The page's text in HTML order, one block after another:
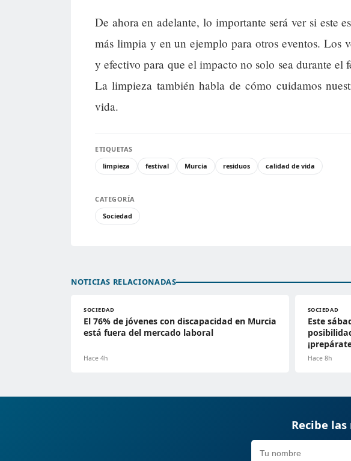
De ahora en adelante, lo importante será ver si este
más limpia y en un ejemplo para otros eventos. Los
y efectivo para que el impacto no solo sea durante el
La limpieza también habla de cómo cuidamos
vida.
ETIQUETAS
limpieza
festival Murcia residuos calidad de vida
CATEGORÍA
Sociedad
NOTICIAS RELACIONADAS
SOCIEDAD
El 76% de jóvenes con discapacidad en Murcia
está fuera del mercado laboral
Hace 4h
SOCIEDAD
Este
Hace 8h
Recibe